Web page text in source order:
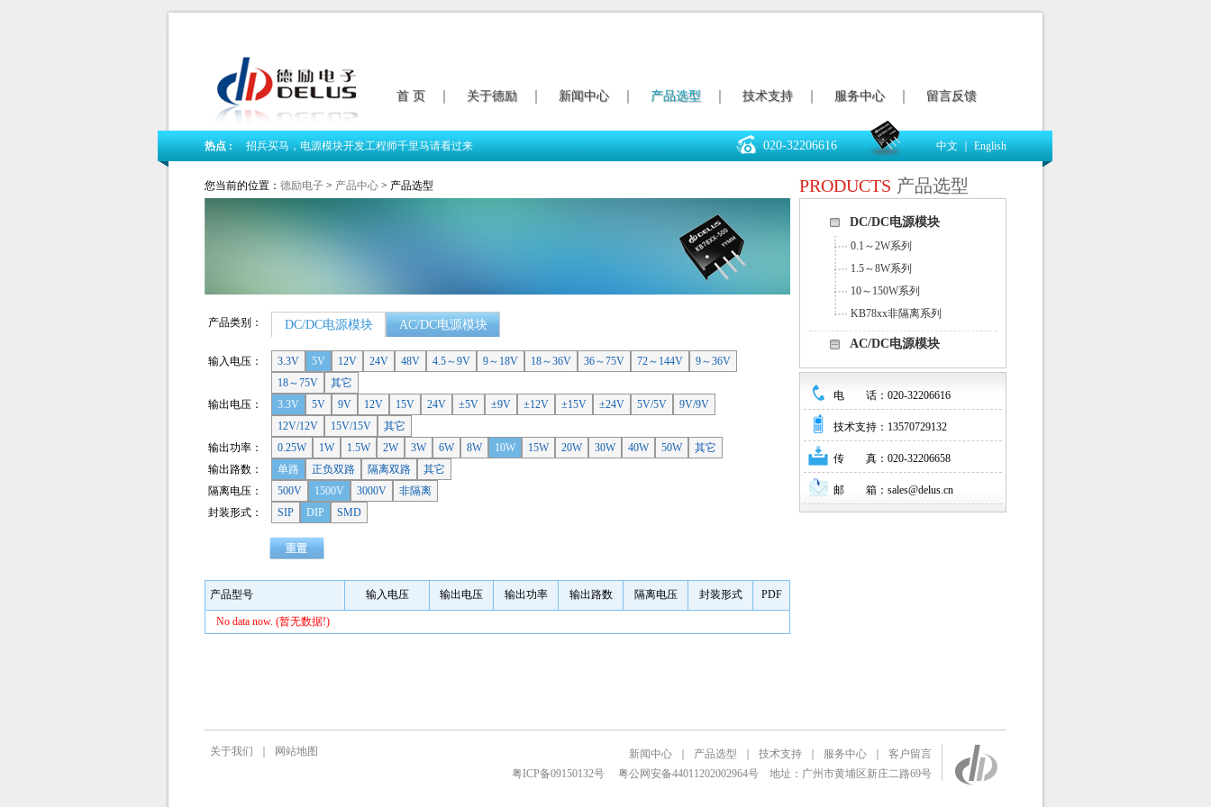
首 页 关于德励 新闻中心 产品选型 技术支持 服务中心 留言反馈
热点 : 招兵买马，电源模块开发工程师千里马请看过来 中文 English
020-32206616
您当前的位置： 德励电子 > 产品中心 > 产品选型
产品类别： DC/DC电源模块 AC/DC电源模块
输入电压： 3.3V 5V 12V 24V 48V 4.5～9V 9～18V 18～36V 36～75V 72～144V
9～36V
18～75V
其它
输出电压：
3.3V 5V 9V 12V 15V 24V ±5V ±9V ±12V ±15V ±24V 5V/5V
9V/9V
12V/12V
15V/15V
其它
输出功率：
0.25W 1W 1.5W 2W 3W 6W 8W 10W 15W 20W 30W 40W 50W
其它
输出路数：
单路 正负双路 隔离双路
其它
隔离电压：
500V 1500V 3000V
非隔离
封装形式：
SIP DIP SMD
产品型号 输入电压 输出电压 输出功率 输出路数 隔离电压 封装形式 PDF
No data now. (暂无数据!)
PRODUCTS 产品选型
DC/DC电源模块
0.1～2W系列
1.5～8W系列
10～150W系列
KB78xx非隔离系列
AC/DC电源模块
电 话：020-32206616
技术支持：13570729132
传 真：020-32206658
邮 箱：sales@delus.cn
关于我们 网站地图 新闻中心 产品选型 技术支持 服务中心
客户留言
粤ICP备09150132号
粤公网安备44011202002964号 地址：广州市黄埔区新庄二路69号